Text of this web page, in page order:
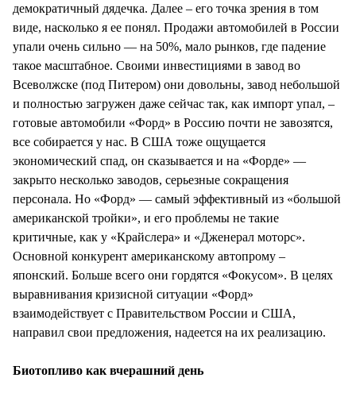
демократичный дядечка. Далее – его точка зрения в том
виде, насколько я ее понял. Продажи автомобилей в России
упали очень сильно — на 50%, мало рынков, где падение
такое масштабное. Своими инвестициями в завод во
Всеволжске (под Питером) они довольны, завод небольшой
и полностью загружен даже сейчас так, как импорт упал, –
готовые автомобили «Форд» в Россию почти не завозятся,
все собирается у нас. В США тоже ощущается
экономический спад, он сказывается и на «Форде» —
закрыто несколько заводов, серьезные сокращения
персонала. Но «Форд» — самый эффективный из «большой
американской тройки», и его проблемы не такие
критичные, как у «Крайслера» и «Дженерал моторс».
Основной конкурент американскому автопрому –
японский. Больше всего они гордятся «Фокусом». В целях
выравнивания кризисной ситуации «Форд»
взаимодействует с Правительством России и США,
направил свои предложения, надеется на их реализацию.
Биотопливо как вчерашний день